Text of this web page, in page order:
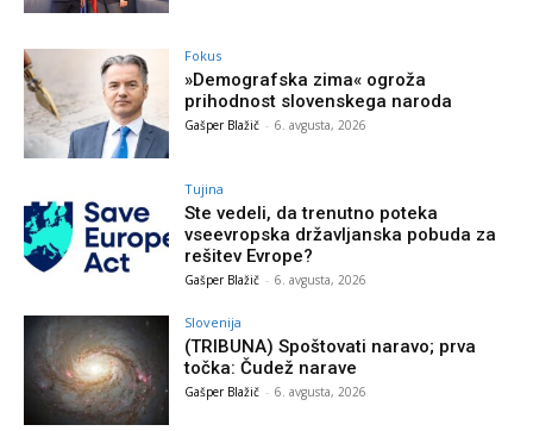
Fokus
»Demografska zima« ogroža
prihodnost slovenskega naroda
Gašper Blažič - 6. avgusta, 2026
Tujina
Ste vedeli, da trenutno poteka
vseevropska državljanska pobuda za
rešitev Evrope?
Gašper Blažič - 6. avgusta, 2026
Slovenija
(TRIBUNA) Spoštovati naravo; prva
točka: Čudež narave
Gašper Blažič - 6. avgusta, 2026